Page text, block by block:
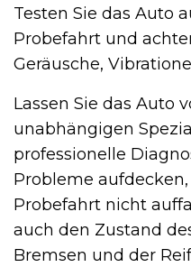
Testen Sie das Auto
Probefahrt und
Geräusche,
Lassen Sie das Auto
unabhängigen
professionelle
Probleme
Probefahrt nicht
auch den Zustand
Bremsen und der